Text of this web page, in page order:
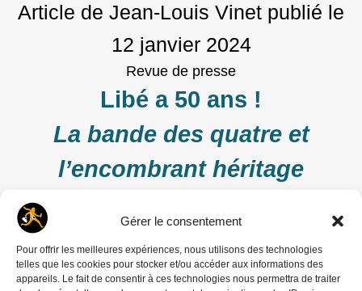
Gérer le consentement
Pour offrir les meilleures expériences, nous utilisons des technologies
telles que les cookies pour stocker et/ou accéder aux informations des
appareils. Le fait de consentir à ces technologies nous permettra de traiter
Article de Jean-Louis Vinet publié le
12 janvier 2024
Revue de presse
Libé a 50 ans !
La bande des quatre et
l’encombrant héritage
Article de Michel Puechpublié le
28
avril 2023
Films